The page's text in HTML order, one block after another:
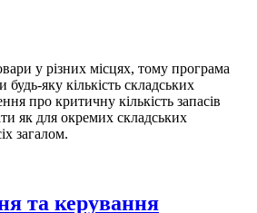
у різних місцях, тому програма
будь-яку кількість складських
про критичну кількість запасів
як для окремих складських
загалом.
та керування